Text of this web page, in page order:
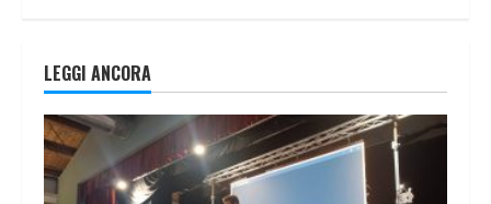
LEGGI ANCORA